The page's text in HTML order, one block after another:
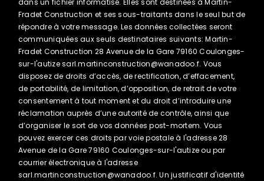
dans un fichier informatisé. Elles sont destinées à Martin-
Fradet Construction et ses sous-traitants dans le seul but de
répondre à votre message. Les données collectées seront
communiquées aux seuls destinataires suivants: Martin-
Fradet Construction 28 Avenue de la Gare 79160 Coulonges-
sur-l'autize sarl.martinconstruction@wanadoo.f. Vous
disposez de droits d’accès, de rectification, d’effacement,
de portabilité, de limitation, d’opposition, de retrait de votre
consentement à tout moment et du droit d’introduire une
réclamation auprès d’une autorité de contrôle, ainsi que
d’organiser le sort de vos données post-mortem. Vous
pouvez exercer ces droits par voie postale à l'adresse 28
Avenue de la Gare 79160 Coulonges-sur-l'autize ou par
courrier électronique à l'adresse
sarl.martinconstruction@wanadoo.f. Un justificatif d'identité